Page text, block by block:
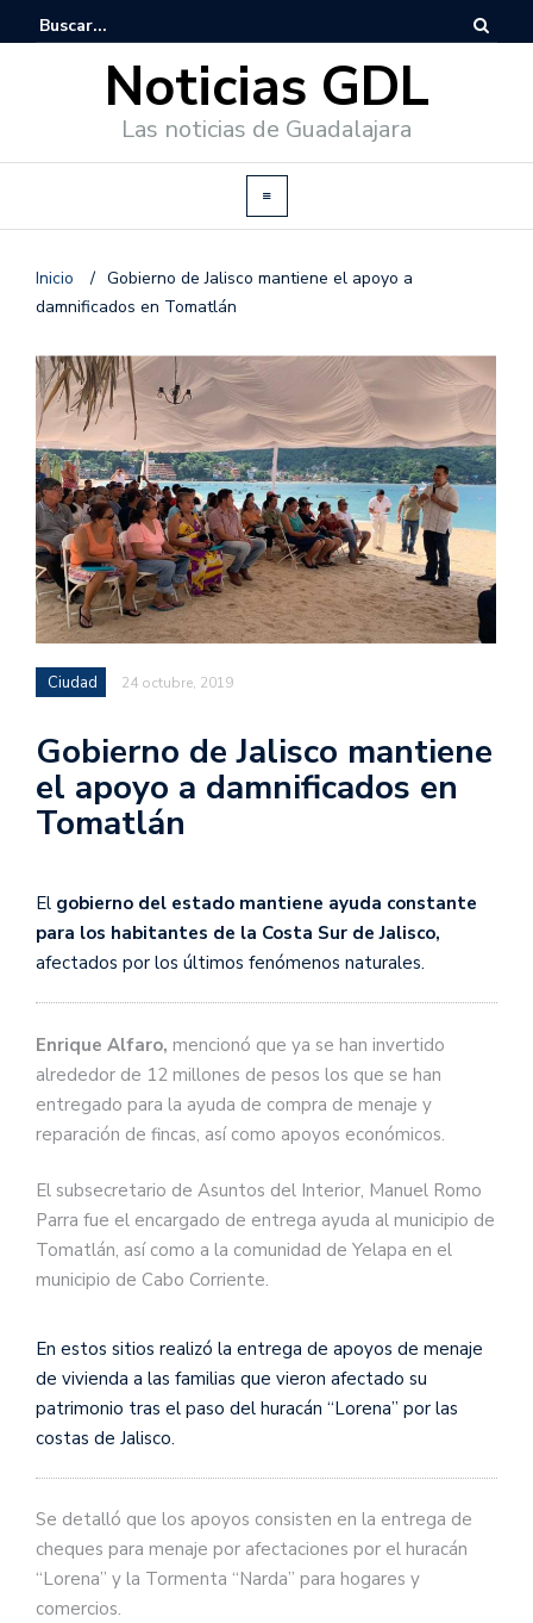
Noticias GDL
Las noticias de Guadalajara
Inicio / Gobierno de Jalisco mantiene el apoyo a
damnificados en Tomatlán
Ciudad 24 octubre, 2019
Gobierno de Jalisco mantiene
el apoyo a damnificados en
Tomatlán
El gobierno del estado mantiene ayuda constante
para los habitantes de la Costa Sur de Jalisco,
afectados por los últimos fenómenos naturales.
Enrique Alfaro, mencionó que ya se han invertido
alrededor de 12 millones de pesos los que se han
entregado para la ayuda de compra de menaje y
reparación de fincas, así como apoyos económicos.
El subsecretario de Asuntos del Interior, Manuel Romo
Parra fue el encargado de entrega ayuda al municipio de
Tomatlán, así como a la comunidad de Yelapa en el
municipio de Cabo Corriente.
En estos sitios realizó la entrega de apoyos de menaje
de vivienda a las familias que vieron afectado su
patrimonio tras el paso del huracán “Lorena” por las
costas de Jalisco.
Se detalló que los apoyos consisten en la entrega de
cheques para menaje por afectaciones por el huracán
“Lorena” y la Tormenta “Narda” para hogares y
comercios.